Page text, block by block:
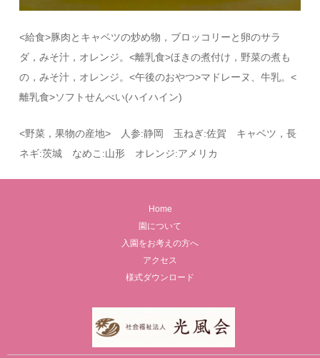
<給食>豚肉とキャベツの炒め物，ブロッコリーと卵のサラ
ダ，みそ汁，オレンジ。<離乳食>ほきの煮付け，野菜の煮も
の，みそ汁，オレンジ。<午後のおやつ>マドレーヌ、牛乳。<
離乳食>ソフトせんべい(ハイハイン)
<野菜，果物の産地> 人参:静岡 玉ねぎ:佐賀 キャベツ，長
ネギ:茨城 なめこ:山形 オレンジ:アメリカ
Home
園について
入園をお考えの方へ
アクセス
様式ダウンロード